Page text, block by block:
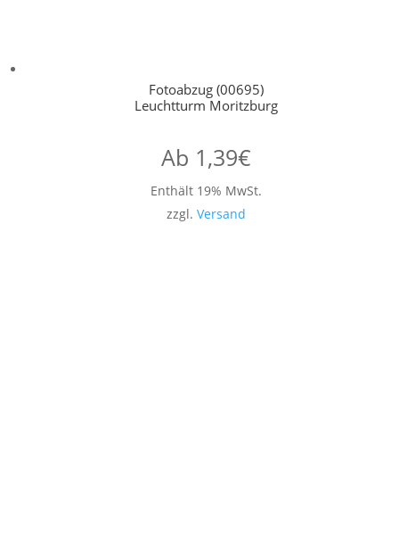
Fotoabzug (00695)
Leuchtturm Moritzburg
Ab 1,39€
Enthält 19% MwSt.
zzgl. Versand